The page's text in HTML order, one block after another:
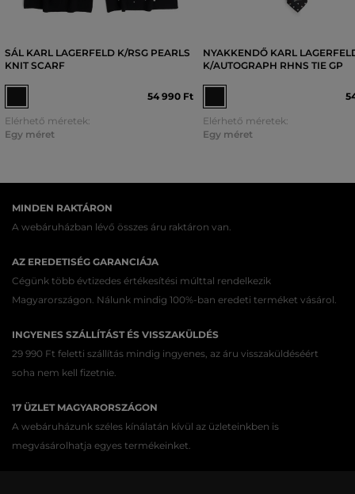
SÁL KARL LAGERFELD K/RSG PEARLS
KNIT SCARF
54 990 Ft
Elérhető méretek:
Egy méret
NYAKKENDŐ KARL
K/AUTOGRAPH RHNS TIE GP
Elérhető méretek:
Egy méret
MINDEN RAKTÁRON
A webáruházban lévő összes áru raktáron van.
AZ EREDETISÉG GARANCIÁJA
Cégünk több évtizedes értékesítési múlttal rendelkezik
Magyarországon. Nálunk mindig 100%-ban eredeti terméket vásárol.
INGYENES SZÁLLÍTÁST ÉS VISSZAKÜLDÉS
29 990 Ft feletti szállítás mindig ingyenes, az áru visszaküldéséért
soha nem kell fizetnie.
17 ÜZLET MAGYARORSZÁGON
A webáruházunk széles kínálatán kívül az üzleteinkben is
megvásárolhatja egyes termékeinket.